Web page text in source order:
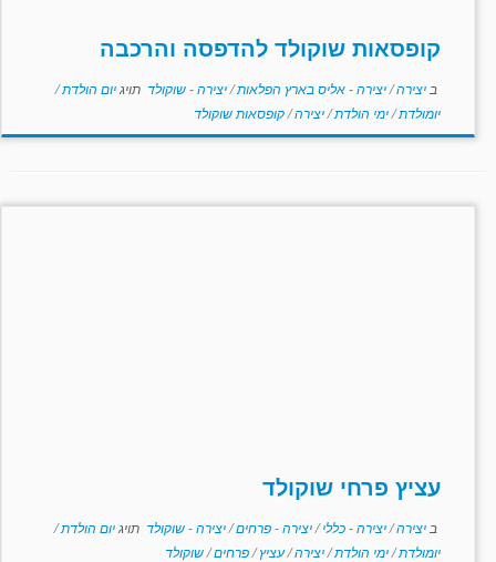
קופסאות שוקולד להדפסה והרכבה
ב יצירה/יצירה - אליס בארץ הפלאות/יצירה - שוקולד תויגיום הולדת/
יומולדת/ימי הולדת/יצירה/קופסאות שוקולד
עציץ פרחי שוקולד
ב יצירה/יצירה - כללי/יצירה - פרחים/יצירה - שוקולד תויגיום הולדת/
יומולדת/ימי הולדת/יצירה/עציץ/פרחים/שוקולד